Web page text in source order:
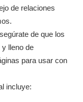
de relaciones
de que los
y lleno de
para usar con
incluye: